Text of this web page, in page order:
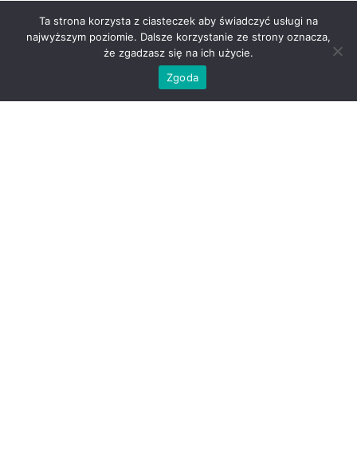
Ta strona korzysta z ciasteczek aby świadczyć usługi na
najwyższym poziomie. Dalsze korzystanie ze strony oznacza,
że zgadzasz się na ich użycie.
Zgoda